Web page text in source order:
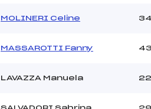
MOLINERI Celine
MASSAROTTI Fanny
LAVAZZA Manuela 22